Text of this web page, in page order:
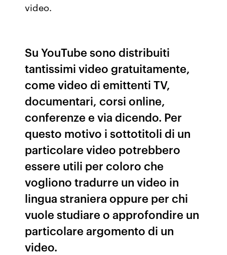
video.
Su YouTube sono distribuiti
tantissimi video gratuitamente,
come video di emittenti TV,
documentari, corsi online,
conferenze e via dicendo. Per
questo motivo i sottotitoli di un
particolare video potrebbero
essere utili per coloro che
vogliono tradurre un video in
lingua straniera oppure per chi
vuole studiare o approfondire un
particolare argomento di un
video.